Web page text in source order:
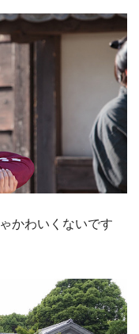
かわいくないです